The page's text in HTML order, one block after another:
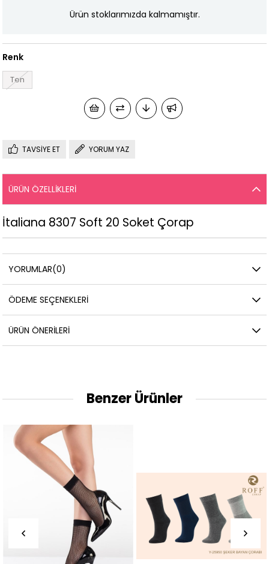
Ürün stoklarımızda kalmamıştır.
Renk
Ten
TAVSIYE ET YORUM YAZ
ÜRÜN ÖZELLIKLERI
İtaliana 8307 Soft 20 Soket Çorap
YORUMLAR(0)
ÖDEME SEÇENEKLERI
ÜRÜN ÖNERILERI
Benzer Ürünler